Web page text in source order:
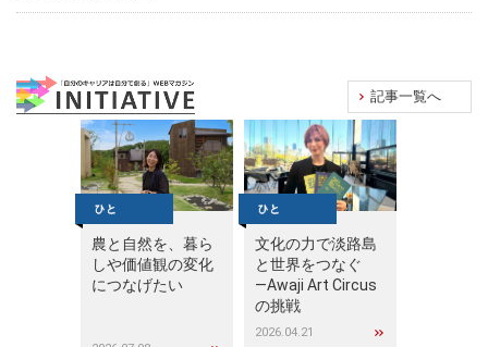
記事一覧へ
農と自然を、暮ら
しや価値観の変化
につなげたい
文化の力で淡路島
と世界をつなぐ
—Awaji Art Circus
の挑戦
2026.04.21